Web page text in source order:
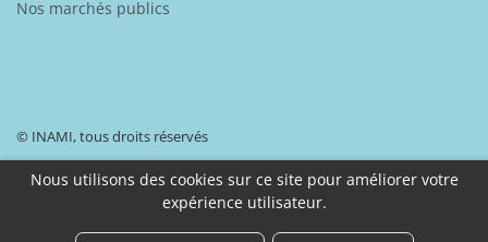
Nous utilisons des cookies sur ce site pour améliorer votre
expérience utilisateur.
Nos marchés publics
© INAMI, tous droits réservés
Déclaration d’accessibilité
Protection de vos données à caractère personnel